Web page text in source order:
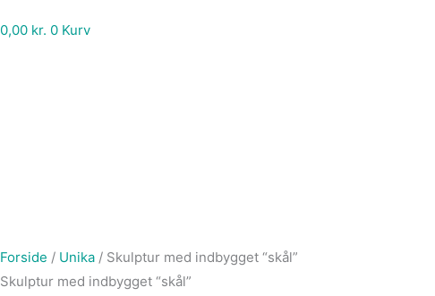
0,00 kr. 0 Kurv
Forside / Unika / Skulptur med indbygget “skål”
Skulptur med indbygget “skål”